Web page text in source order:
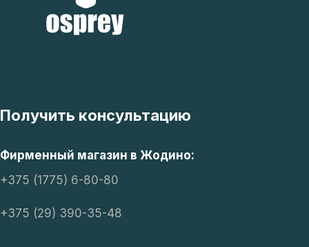
Получить консультацию
Фирменный магазин в Жодино:
+375 (1775) 6-80-80
+375 (29) 390-35-48